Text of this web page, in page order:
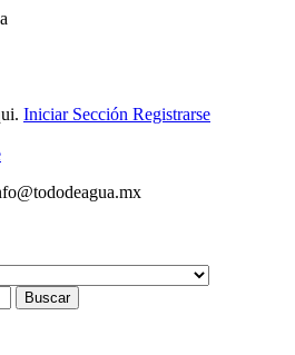
Iniciar Sección Registrarse
Buscar